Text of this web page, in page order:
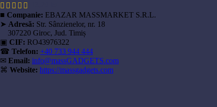
■ Companie: EBAZAR MASSMARKET S.R.L.
➤ Adresă: Str. Sânzienelor, nr. 18
307220 Giroc, Jud. Timiș
▣ CIF: RO43976322
☎ Telefon: +40 733 944 444
✉ Email: info@massGADGETS.com
⌘ Website: https://massgadgets.com